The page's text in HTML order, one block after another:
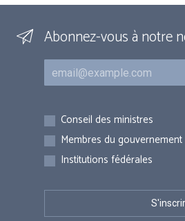
Abonnez-vous à notre
Courriel
Inscriptions
Conseil des ministres
Membres du gouvernement
Institutions fédérales